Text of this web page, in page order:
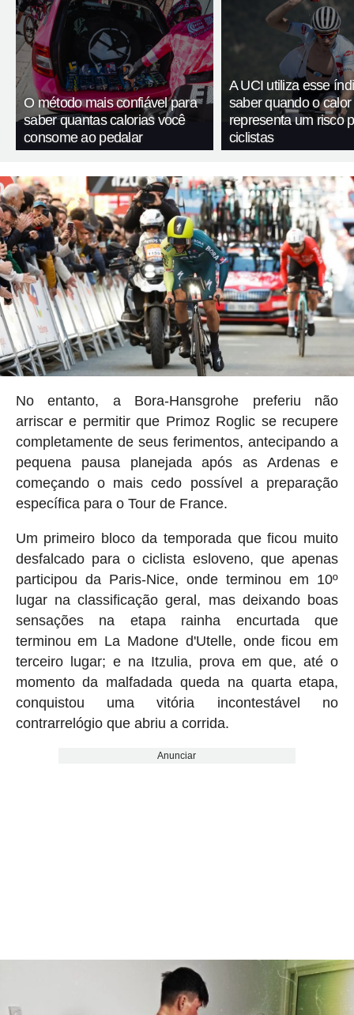
O método mais confiável para
saber quantas calorias você
consome ao pedalar
A UCI utiliza esse
saber quando o calor
representa um risco
ciclistas
No entanto, a Bora-Hansgrohe preferiu não
arriscar e permitir que Primoz Roglic se recupere
completamente de seus ferimentos, antecipando a
pequena pausa planejada após as Ardenas e
começando o mais cedo possível a preparação
específica para o Tour de France.
Um primeiro bloco da temporada que ficou muito
desfalcado para o ciclista esloveno, que apenas
participou da Paris-Nice, onde terminou em 10º
lugar na classificação geral, mas deixando boas
sensações na etapa rainha encurtada que
terminou em La Madone d'Utelle, onde ficou em
terceiro lugar; e na Itzulia, prova em que, até o
momento da malfadada queda na quarta etapa,
conquistou uma vitória incontestável no
contrarrelógio que abriu a corrida.
Anunciar